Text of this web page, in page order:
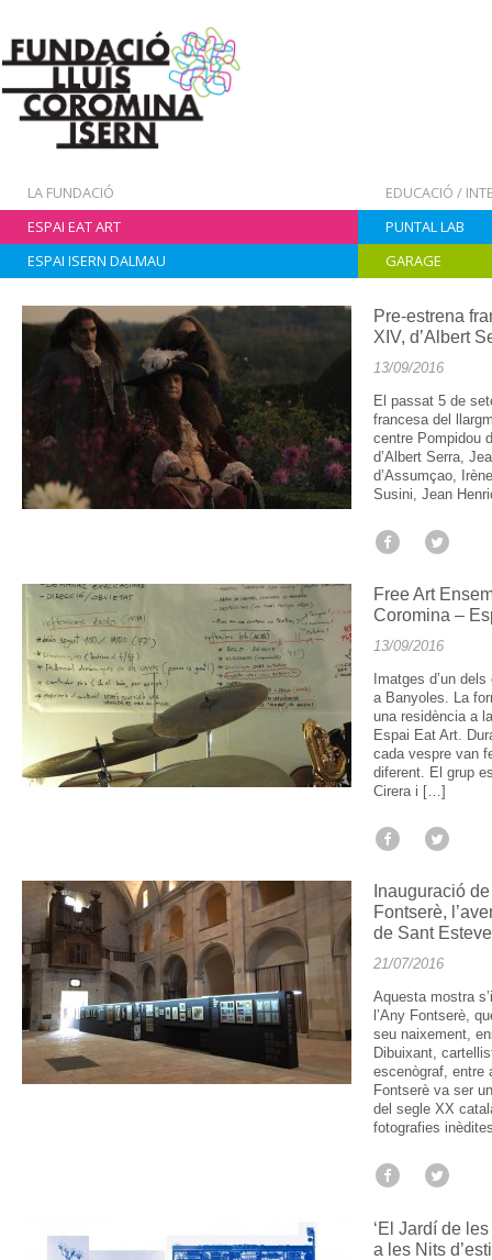
LA FUNDACIÓ
EDUCACIÓ /
ESPAI EAT ART
PUNTAL LAB
ESPAI ISERN DALMAU
GARAGE
Pre-estrena
XIV, d’Albert
13/09/2016
El passat 5 de
francesa del
centre Pompidou
d’Albert Serra,
d’Assumçao,
Susini, Jean
Free Art
Coromina –
13/09/2016
Imatges d’un
a Banyoles. La
una residència a
Espai Eat Art.
cada vespre van
diferent. El grup
Cirera i […]
Inauguració
Fontserè,
de Sant
21/07/2016
Aquesta mostra
l’Any Fontserè,
seu naixement,
Dibuixant,
escenògraf, entre
Fontserè va ser
del segle XX
fotografies
‘El Jardí de
a les Nits